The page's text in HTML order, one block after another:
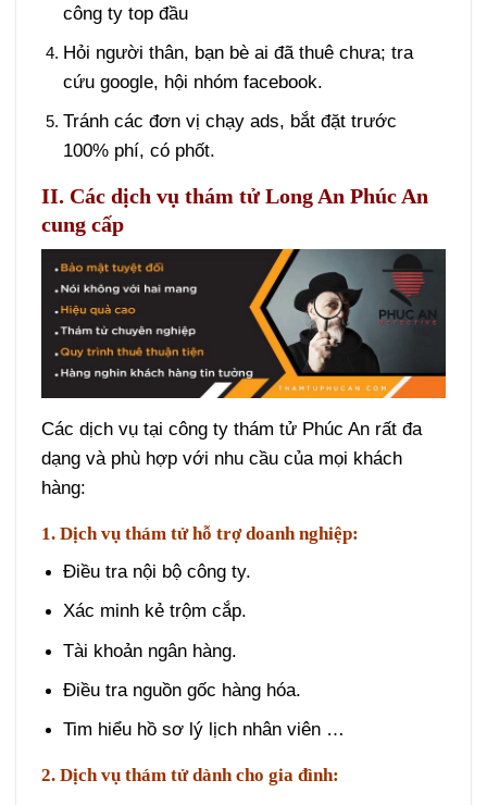
công ty top đầu
Hỏi người thân, bạn bè ai đã thuê chưa; tra
cứu google, hội nhóm facebook.
Tránh các đơn vị chạy ads, bắt đặt trước
100% phí, có phốt.
II. Các dịch vụ thám tử Long An Phúc An
cung cấp
Các dịch vụ tại công ty thám tử Phúc An rất đa
dạng và phù hợp với nhu cầu của mọi khách
hàng:
1. Dịch vụ thám tử hỗ trợ doanh nghiệp:
Điều tra nội bộ công ty.
Xác minh kẻ trộm cắp.
Tài khoản ngân hàng.
Điều tra nguồn gốc hàng hóa.
Tim hiểu hồ sơ lý lịch nhân viên …
2. Dịch vụ thám tử dành cho gia đình: